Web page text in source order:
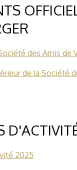
des Amis de
de la Société
2025